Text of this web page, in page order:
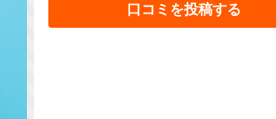
口コミを投稿する